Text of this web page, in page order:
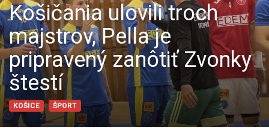
Košičania ulovili troch
majstrov, Pella je
pripravený zanôtiť Zvonky
štestí
KOŠICE ŠPORT